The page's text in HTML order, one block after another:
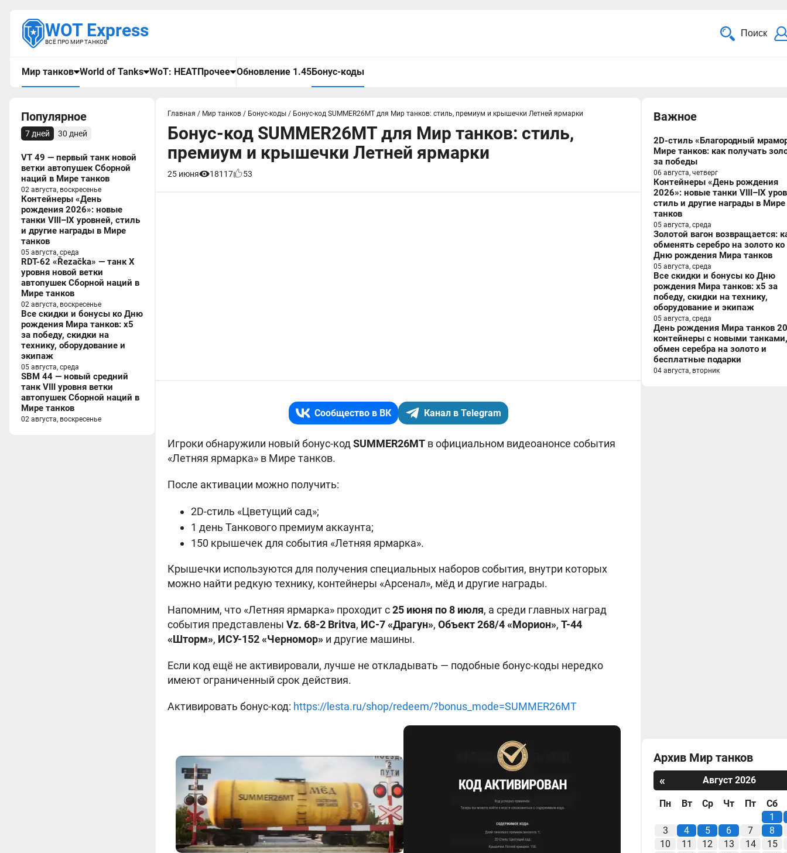
WOT Express
ВСЁ ПРО МИР ТАНКОВ
Поиск
Мир танков World of Tanks WoT: HEATПрочее Обновление 1.45Бонус-коды
Популярное
7 дней 30 дней
VT 49 — первый танк новой
ветки автопушек Сборной
наций в Мире танков
02 августа, воскресенье
Контейнеры «День
рождения 2026»: новые
танки VIII–IX уровней, стиль
и другие награды в Мире
танков
05 августа, среда
RDT-62 «Řezačka» — танк X
уровня новой ветки
автопушек Сборной наций в
Мире танков
02 августа, воскресенье
Все скидки и бонусы ко Дню
рождения Мира танков: x5
за победу, скидки на
технику, оборудование и
экипаж
05 августа, среда
SBM 44 — новый средний
танк VIII уровня ветки
автопушек Сборной наций в
Мире танков
02 августа, воскресенье
Главная / Мир танков / Бонус-коды / Бонус-код SUMMER26MT для Мир танков: стиль, премиум и крышечки Летней ярмарки
Бонус-код SUMMER26MT для Мир танков: стиль,
премиум и крышечки Летней ярмарки
25 июня 18117 53
Сообщество в ВК Канал в Telegram
Игроки обнаружили новый бонус-код SUMMER26MT в официальном видеоанонсе события
«Летняя ярмарка» в Мире танков.
После активации можно получить:
2D-стиль «Цветущий сад»;
1 день Танкового премиум аккаунта;
150 крышечек для события «Летняя ярмарка».
Крышечки используются для получения специальных наборов события, внутри которых
можно найти редкую технику, контейнеры «Арсенал», мёд и другие награды.
Напомним, что «Летняя ярмарка» проходит с25 июня по 8 июля, а среди главных наград
события представлены Vz. 68-2 Britva, ИС-7 «Драгун», Объект 268/4 «Морион», Т-44
«Шторм», ИСУ-152 «Черномор» и другие машины.
Если код ещё не активировали, лучше не откладывать — подобные бонус-коды нередко
имеют ограниченный срок действия.
Активировать бонус-код: https://lesta.ru/shop/redeem/?bonus_mode=SUMMER26MT
Важное
2D-стиль «Благородный
Мире танков: как получать
за победы
06 августа, четверг
Контейнеры «День рождения
2026»: новые танки VIII–IX
стиль и другие награды в Мире
танков
05 августа, среда
Золотой вагон возвращается:
обменять серебро на золото ко
Дню рождения Мира танков
05 августа, среда
Все скидки и бонусы ко Дню
рождения Мира танков: x5 за
победу, скидки на технику,
оборудование и экипаж
05 августа, среда
День рождения Мира танков
контейнеры с новыми танками,
обмен серебра на золото и
бесплатные подарки
04 августа, вторник
Архив Мир танков
«
Август 2026
Пн Вт Ср Чт Пт
Сб
1
3
4 5 6 7
8
10
11 12 13 14
15